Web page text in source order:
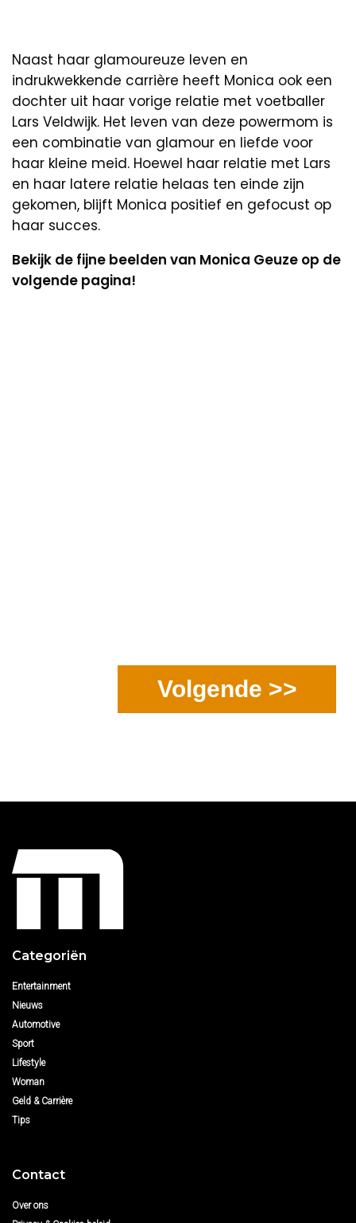
Naast haar glamoureuze leven en
indrukwekkende carrière heeft Monica ook een
dochter uit haar vorige relatie met voetballer
Lars Veldwijk. Het leven van deze powermom is
een combinatie van glamour en liefde voor
haar kleine meid. Hoewel haar relatie met Lars
en haar latere relatie helaas ten einde zijn
gekomen, blijft Monica positief en gefocust op
haar succes.
Bekijk de fijne beelden van Monica Geuze op de
volgende pagina!
Volgende >>
Categoriën
Entertainment
Nieuws
Automotive
Sport
Lifestyle
Woman
Geld & Carrière
Tips
Contact
Over ons